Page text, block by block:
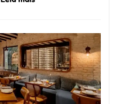
Como
Escolher
o
Forno
Ideal